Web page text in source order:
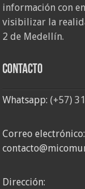
información con
visibilizar la
2 de Medellín.
Contacto
Whatsapp:(+57)
Correo electrónico:
Dirección: